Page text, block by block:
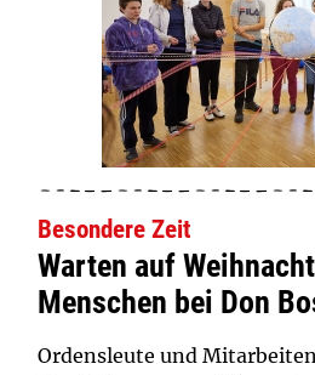
Besondere Zeit
Warten auf
Menschen bei Don
Ordensleute und